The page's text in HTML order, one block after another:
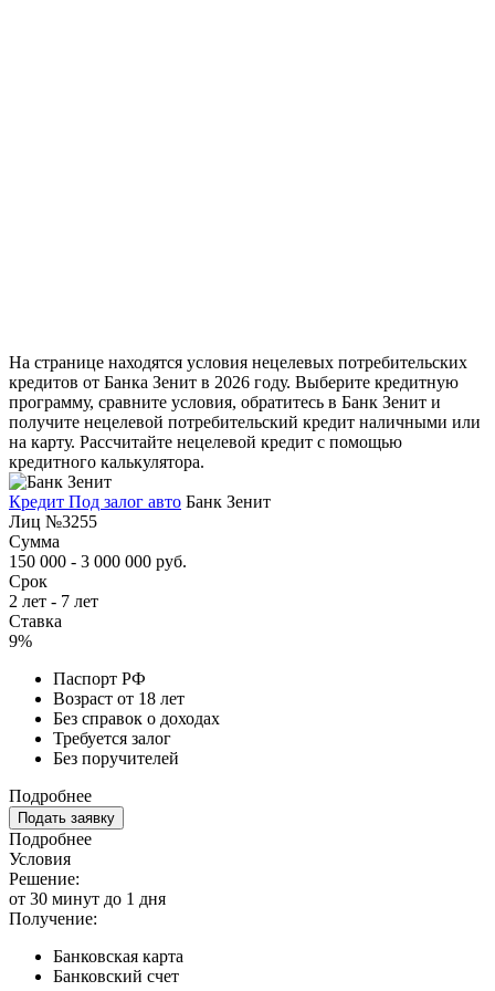
На странице находятся условия нецелевых потребительских
кредитов от Банка Зенит в 2026 году. Выберите кредитную
программу, сравните условия, обратитесь в Банк Зенит и
получите нецелевой потребительский кредит наличными или
на карту. Рассчитайте нецелевой кредит с помощью
кредитного калькулятора.
Кредит Под залог авто Банк Зенит
Лиц №3255
Сумма
150 000 - 3 000 000 руб.
Срок
2 лет - 7 лет
Ставка
9%
Паспорт РФ
Возраст от 18 лет
Без справок о доходах
Требуется залог
Без поручителей
Подробнее
Подать заявку
Подробнее
Условия
Решение:
от 30 минут до 1 дня
Получение:
Банковская карта
Банковский счет